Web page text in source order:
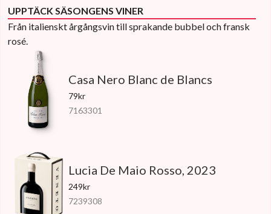
UPPTÄCK SÄSONGENS VINER
Från italienskt årgångsvin till sprakande bubbel och fransk
rosé.
Casa Nero Blanc de Blancs
79kr
7163301
Lucia De Maio Rosso, 2023
249kr
7239308